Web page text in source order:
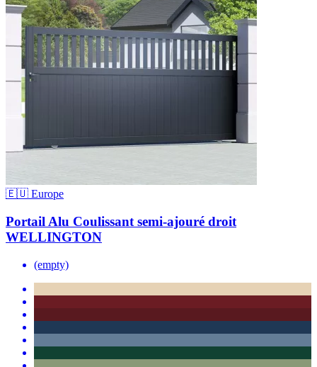
🇪🇺 Europe
Portail Alu Coulissant semi-ajouré droit
WELLINGTON
(empty)